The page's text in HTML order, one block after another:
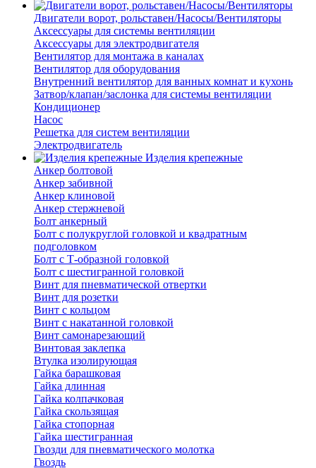
Двигатели ворот, рольставен/Насосы/Вентиляторы
Аксессуары для системы вентиляции
Аксессуары для электродвигателя
Вентилятор для монтажа в каналах
Вентилятор для оборудования
Внутренний вентилятор для ванных комнат и кухонь
Затвор/клапан/заслонка для системы вентиляции
Кондиционер
Насос
Решетка для систем вентиляции
Электродвигатель
Изделия крепежные
Анкер болтовой
Анкер забивной
Анкер клиновой
Анкер стержневой
Болт анкерный
Болт с полукруглой головкой и квадратным
подголовком
Болт с Т-образной головкой
Болт с шестигранной головкой
Винт для пневматической отвертки
Винт для розетки
Винт с кольцом
Винт с накатанной головкой
Винт самонарезающий
Винтовая заклепка
Втулка изолирующая
Гайка барашковая
Гайка длинная
Гайка колпачковая
Гайка скользящая
Гайка стопорная
Гайка шестигранная
Гвозди для пневматического молотка
Гвоздь